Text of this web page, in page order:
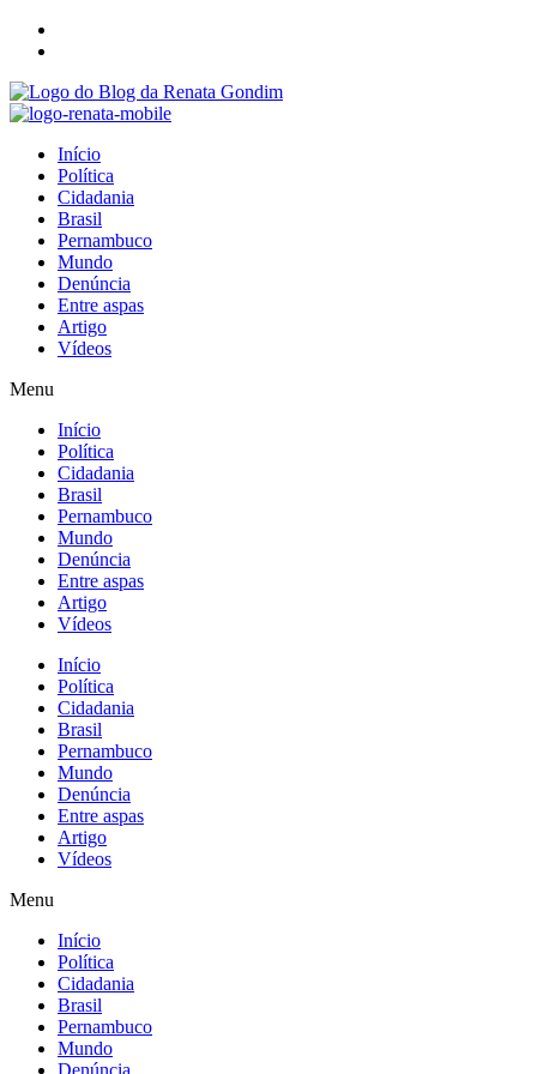
Início
Política
Cidadania
Brasil
Pernambuco
Mundo
Denúncia
Entre aspas
Artigo
Vídeos
Menu
Início
Política
Cidadania
Brasil
Pernambuco
Mundo
Denúncia
Entre aspas
Artigo
Vídeos
Início
Política
Cidadania
Brasil
Pernambuco
Mundo
Denúncia
Entre aspas
Artigo
Vídeos
Menu
Início
Política
Cidadania
Brasil
Pernambuco
Mundo
Denúncia